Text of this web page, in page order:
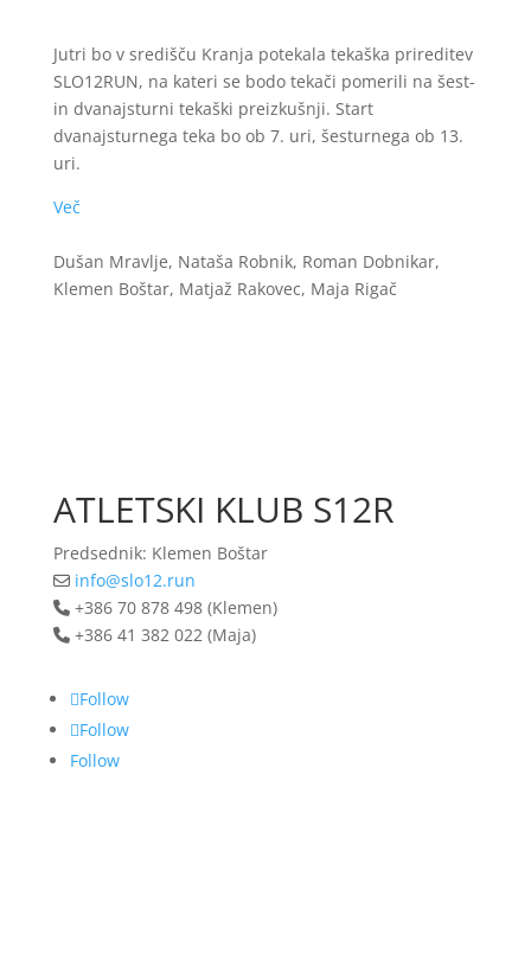
Jutri bo v središču Kranja potekala tekaška prireditev
SLO12RUN, na kateri se bodo tekači pomerili na šest-
in dvanajsturni tekaški preizkušnji. Start
dvanajsturnega teka bo ob 7. uri, šesturnega ob 13.
uri.
Več
Dušan Mravlje, Nataša Robnik, Roman Dobnikar,
Klemen Boštar, Matjaž Rakovec, Maja Rigač
ATLETSKI KLUB S12R
Predsednik: Klemen Boštar
info@slo12.run
+386 70 878 498 (Klemen)
+386 41 382 022 (Maja)
Follow
Follow
Follow